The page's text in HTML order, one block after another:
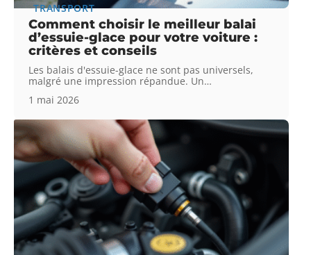
TRANSPORT
Comment choisir le meilleur balai
d’essuie-glace pour votre voiture :
critères et conseils
Les balais d'essuie-glace ne sont pas universels,
malgré une impression répandue. Un…
1 mai 2026